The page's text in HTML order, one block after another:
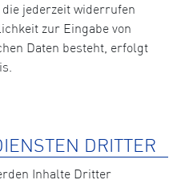
jederzeit widerrufen
zur Eingabe von
Daten besteht, erfolgt
DRITTER
Inhalte Dritter